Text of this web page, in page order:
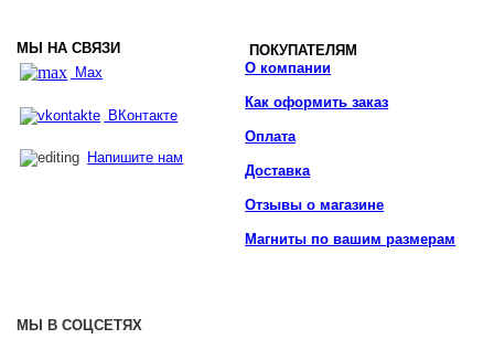
МЫ НА СВЯЗИ
ПОКУПАТЕЛЯМ
Max
ВКонтакте
Напишите нам
О компании
Как оформить заказ
Оплата
Доставка
Отзывы о магазине
Магниты по вашим размерам
МЫ В СОЦСЕТЯХ